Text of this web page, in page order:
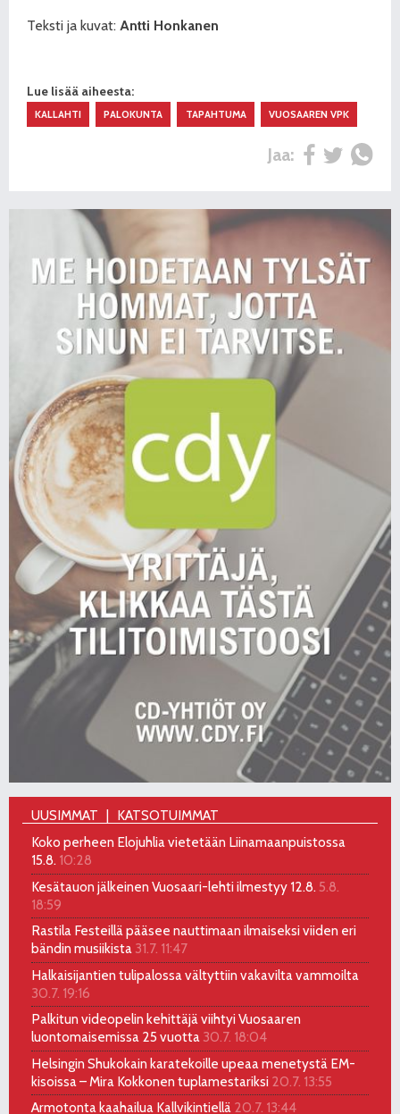
Teksti ja kuvat: Antti Honkanen
Lue lisää aiheesta:
KALLAHTI PALOKUNTA TAPAHTUMA VUOSAAREN VPK
Jaa:
UUSIMMAT
KATSOTUIMMAT
Koko perheen Elojuhlia vietetään Liinamaanpuistossa
15.8. 10:28
Kesätauon jälkeinen Vuosaari-lehti ilmestyy 12.8. 5.8.
18:59
Rastila Festeillä pääsee nauttimaan ilmaiseksi viiden eri
bändin musiikista 31.7. 11:47
Halkaisijantien tulipalossa vältyttiin vakavilta vammoilta
30.7. 19:16
Palkitun videopelin kehittäjä viihtyi Vuosaaren
luontomaisemissa 25 vuotta 30.7. 18:04
Helsingin Shukokain karatekoille upeaa menetystä EM-
kisoissa – Mira Kokkonen tuplamestariksi 20.7. 13:55
Armotonta kaahailua Kallvikintiellä 20.7. 13:44